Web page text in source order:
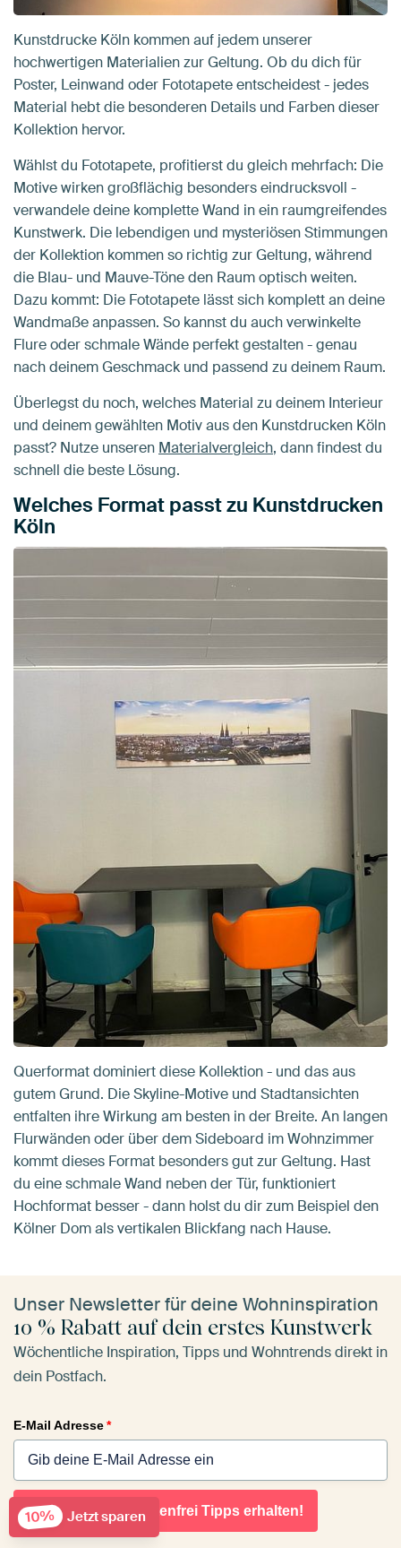
Kunstdrucke Köln kommen auf jedem unserer
hochwertigen Materialien zur Geltung. Ob du dich für
Poster, Leinwand oder Fototapete entscheidest - jedes
Material hebt die besonderen Details und Farben dieser
Kollektion hervor.
Wählst du Fototapete, profitierst du gleich mehrfach: Die
Motive wirken großflächig besonders eindrucksvoll -
verwandele deine komplette Wand in ein raumgreifendes
Kunstwerk. Die lebendigen und mysteriösen Stimmungen
der Kollektion kommen so richtig zur Geltung, während
die Blau- und Mauve-Töne den Raum optisch weiten.
Dazu kommt: Die Fototapete lässt sich komplett an deine
Wandmaße anpassen. So kannst du auch verwinkelte
Flure oder schmale Wände perfekt gestalten - genau
nach deinem Geschmack und passend zu deinem Raum.
Überlegst du noch, welches Material zu deinem Interieur
und deinem gewählten Motiv aus den Kunstdrucken Köln
passt? Nutze unseren Materialvergleich, dann findest du
schnell die beste Lösung.
Welches Format passt zu Kunstdrucken
Köln
Querformat dominiert diese Kollektion - und das aus
gutem Grund. Die Skyline-Motive und Stadtansichten
entfalten ihre Wirkung am besten in der Breite. An langen
Flurwänden oder über dem Sideboard im Wohnzimmer
kommt dieses Format besonders gut zur Geltung. Hast
du eine schmale Wand neben der Tür, funktioniert
Hochformat besser - dann holst du dir zum Beispiel den
Kölner Dom als vertikalen Blickfang nach Hause.
Unser Newsletter für deine Wohninspiration
10 % Rabatt auf dein erstes Kunstwerk
Wöchentliche Inspiration, Tipps und Wohntrends direkt in
dein Postfach.
E-Mail Adresse*
Ja, ich möchte kostenfrei Tipps erhalten!
10% Jetzt sparen